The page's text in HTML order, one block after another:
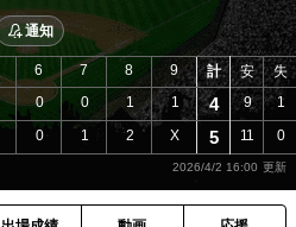
通知
6 7 8
9
0 0 1
1
0 1 2 X
計 安 失
4 9 1
5 11 0
2026/4/2 16:00